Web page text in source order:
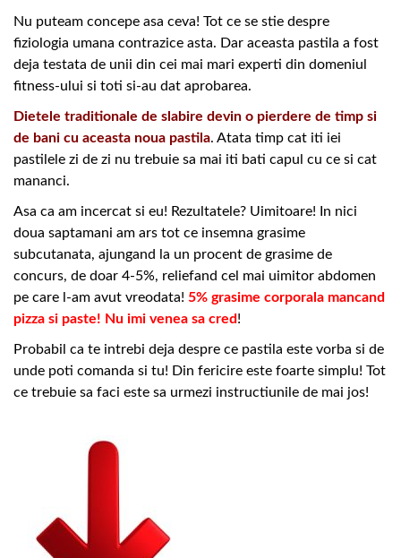
Nu puteam concepe asa ceva! Tot ce se stie despre
fiziologia umana contrazice asta. Dar aceasta pastila a fost
deja testata de unii din cei mai mari experti din domeniul
fitness-ului si toti si-au dat aprobarea.
Dietele traditionale de slabire devin o pierdere de timp si
de bani cu aceasta noua pastila. Atata timp cat iti iei
pastilele zi de zi nu trebuie sa mai iti bati capul cu ce si cat
mananci.
Asa ca am incercat si eu! Rezultatele? Uimitoare! In nici
doua saptamani am ars tot ce insemna grasime
subcutanata, ajungand la un procent de grasime de
concurs, de doar 4-5%, reliefand cel mai uimitor abdomen
pe care l-am avut vreodata! 5% grasime corporala mancand
pizza si paste! Nu imi venea sa cred!
Probabil ca te intrebi deja despre ce pastila este vorba si de
unde poti comanda si tu! Din fericire este foarte simplu! Tot
ce trebuie sa faci este sa urmezi instructiunile de mai jos!